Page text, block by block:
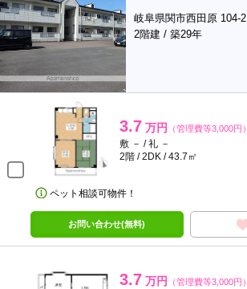
岐阜県関市西田原 104-2
2階建 / 築29年
3.7 万円 （管理費等3,000円）
敷 － / 礼 －
2階 / 2DK / 43.7㎡
ペット相談可物件！
お問い合わせ(無料)
3.7 万円 （管理費等3,000円）